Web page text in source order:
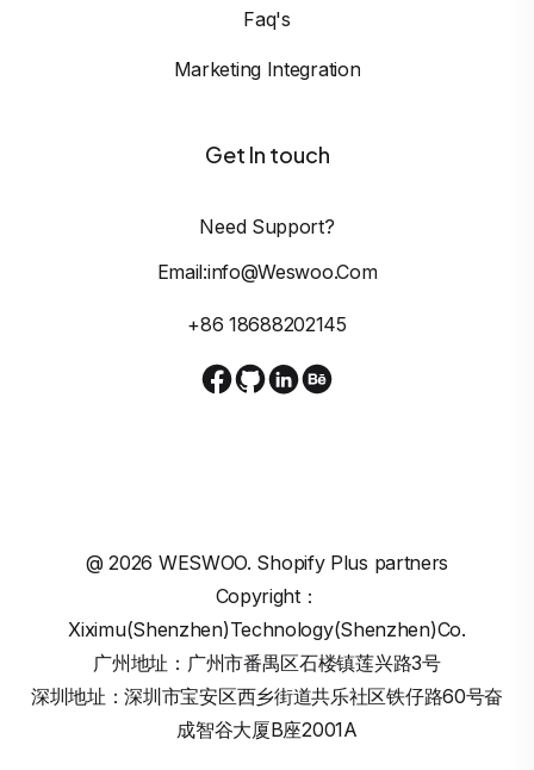
Faq's
Marketing Integration
Get In touch
Need Support?
Email:info@weswoo.com
+86 18688202145
@2026 WESWOO. Shopify Plus partners
Copyright：
Xiximu(Shenzhen)Technology(Shenzhen)Co.
广州地址：广州市番禺区石楼镇莲兴路3号
深圳地址：深圳市宝安区西乡街道共乐社区铁仔路60号奋
成智谷大厦B座2001A